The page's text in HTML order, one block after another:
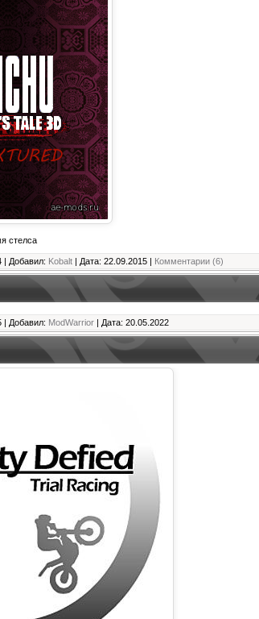
стелса
| Добавил: Kobalt | Дата: 22.09.2015 | Комментарии (6)
| Добавил: ModWarrior | Дата: 20.05.2022